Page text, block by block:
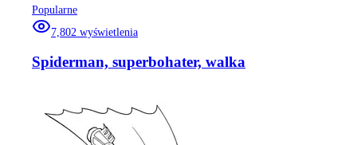
Popularne
7,802 wyświetlenia
Spiderman, superbohater, walka